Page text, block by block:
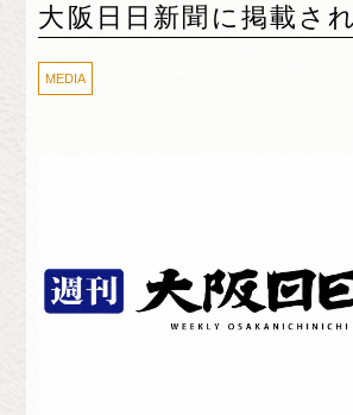
大阪日日新聞に掲載さ
MEDIA